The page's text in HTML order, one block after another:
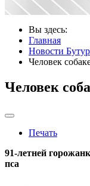
Вы здесь:
Главная
Новости
Человек
Человек
Печать
91-летней
пса